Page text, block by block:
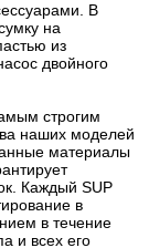
В
на
из
двойного
строгим
наших моделей
материалы
Каждый SUP
в
в течение
и всех его